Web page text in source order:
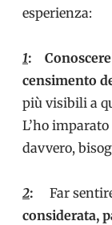
esperienza:
1:
censimento
più visibili a
L’ho
davvero,
2: Far
considerata,